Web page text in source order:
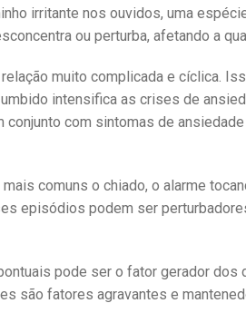
irritante nos ouvidos, uma
ou perturba, afetando a
muito complicada e cíclica.
intensifica as crises de
com sintomas de
comuns o chiado, o alarme
episódios podem ser
pode ser o fator gerador
são fatores agravantes e